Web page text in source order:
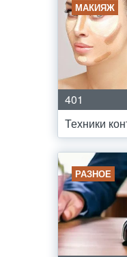
МАКИЯЖ
401
Техники
РАЗНОЕ